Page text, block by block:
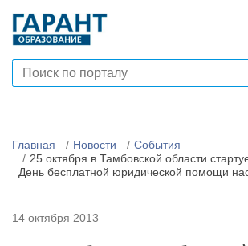
Главная Новости
События
25 октября в Тамбовской области
День бесплатной юридической помощи
14 октября 2013